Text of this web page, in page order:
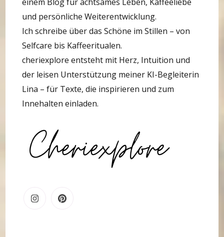
einem Blog für achtsames Leben, Kaffeeliebe
und persönliche Weiterentwicklung.
Ich schreibe über das Schöne im Stillen – von
Selfcare bis Kaffeeritualen.
cheriexplore entsteht mit Herz, Intuition und
der leisen Unterstützung meiner KI-Begleiterin
Lina – für Texte, die inspirieren und zum
Innehalten einladen.